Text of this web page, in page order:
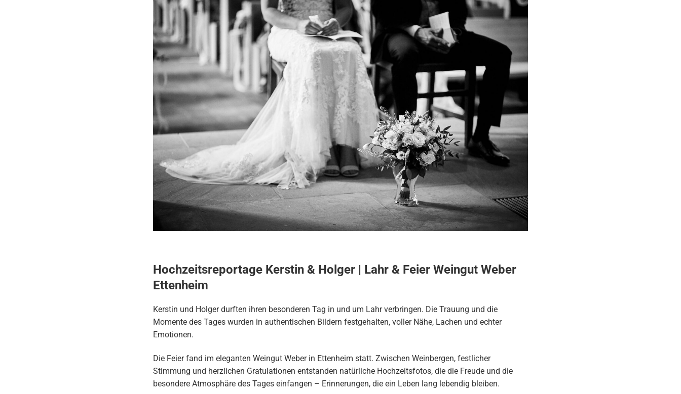
Hochzeitsreportage Kerstin & Holger | Lahr & Feier Weingut Weber
Ettenheim
Kerstin und Holger durften ihren besonderen Tag in und um Lahr verbringen. Die Trauung und die
Momente des Tages wurden in authentischen Bildern festgehalten, voller Nähe, Lachen und echter
Emotionen.
Die Feier fand im eleganten Weingut Weber in Ettenheim statt. Zwischen Weinbergen, festlicher
Stimmung und herzlichen Gratulationen entstanden natürliche Hochzeitsfotos, die die Freude und die
besondere Atmosphäre des Tages einfangen – Erinnerungen, die ein Leben lang lebendig bleiben.